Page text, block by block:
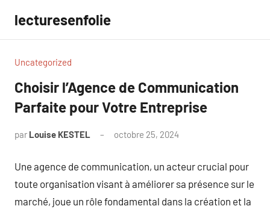
contenu
lecturesenfolie
Uncategorized
Choisir l’Agence de Communication
Parfaite pour Votre Entreprise
par Louise KESTEL octobre 25, 2024
Une agence de communication, un acteur crucial pour
toute organisation visant à améliorer sa présence sur le
marché, joue un rôle fondamental dans la création et la